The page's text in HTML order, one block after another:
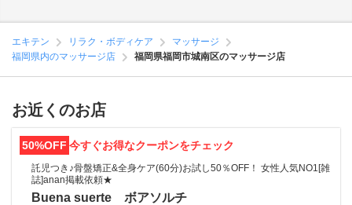
エキテン リラク・ボディケア
マッサージ
福岡県内のマッサージ店
福岡県福岡市城南区のマッサージ店
お近くのお店
50%OFF 今すぐお得なクーポンをチェック
託児つき♪骨盤矯正&全身ケア(60分)お試し50％OFF！ 女性人気NO1[雑
誌]anan掲載依頼★
Buena suerte ボアソルチ